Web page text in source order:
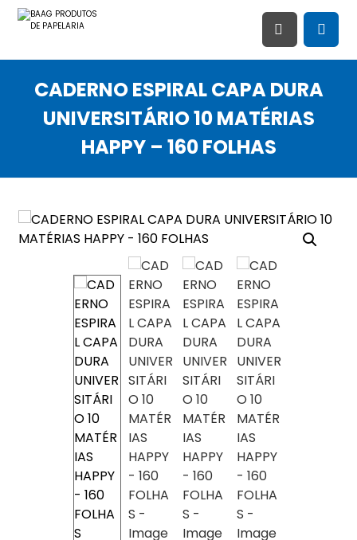
CADERNO ESPIRAL CAPA DURA
UNIVERSITÁRIO 10 MATÉRIAS
HAPPY – 160 FOLHAS